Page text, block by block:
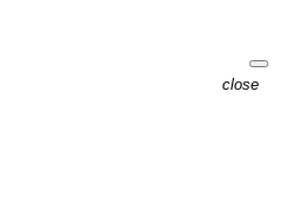
close